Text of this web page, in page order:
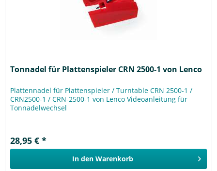
Tonnadel für Plattenspieler CRN 2500-1 von Lenco
Plattennadel für Plattenspieler / Turntable CRN 2500-1 /
CRN2500-1 / CRN-2500-1 von Lenco Videoanleitung für
Tonnadelwechsel
28,95 € *
In den Warenkorb